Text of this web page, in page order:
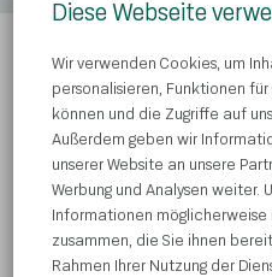
Diese Webseite
Wir verwenden Cookies, um
personalisieren, Funktionen
können und die Zugriffe auf
Außerdem geben wir
unserer Website an unsere
Werbung und Analysen weiter.
Informationen
zusammen, die Sie ihnen
Rahmen Ihrer Nutzung der
Wo kaufen?
Datenschutzbestimmungen
Kontaktieren Sie uns
Verwendung von Cookies